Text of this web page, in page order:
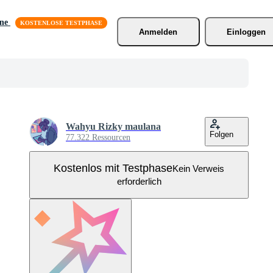
Anmelden
Einloggen
Wahyu Rizky maulana
77.322 Ressourcen Folgen
Kostenlos mit TestphaseKein Verweis
erforderlich